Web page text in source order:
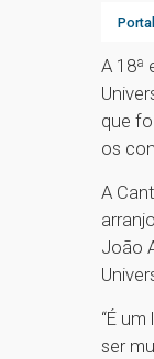
A 18ª
que
os
A
João
“É
ser